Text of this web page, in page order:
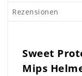
Rezensionen
Sweet
Mips